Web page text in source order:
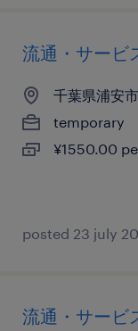
流通・サービ
千葉県浦安
temporary
¥1550.00
posted 23 july
流通・サービ